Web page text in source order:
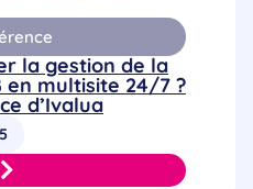
la gestion de la
en multisite 24/7 ?
d’Ivalua